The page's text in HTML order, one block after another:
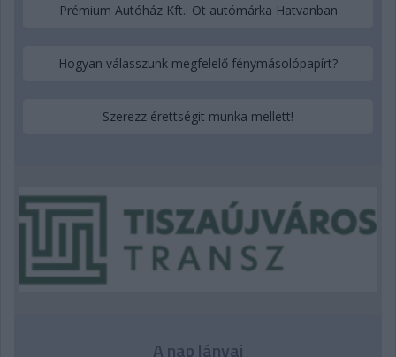
Prémium Autóház Kft.: Öt autómárka Hatvanban
Hogyan válasszunk megfelelő fénymásolópapírt?
Szerezz érettségit munka mellett!
A nap lányai